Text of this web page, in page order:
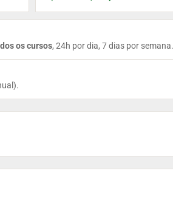
os cursos, 24h por dia, 7 dias por semana.